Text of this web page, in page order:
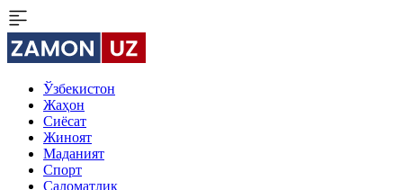
Ўзбекистон
Жаҳон
Сиёсат
Жиноят
Маданият
Спорт
Cаломатлик